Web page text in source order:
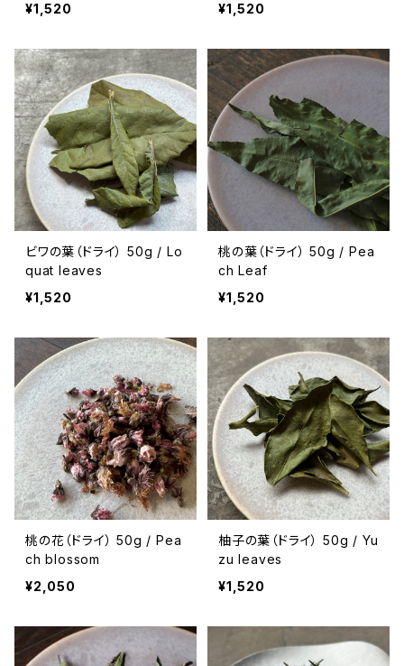
¥1,520
¥1,520
ビワの葉（ドライ） 50g / Lo
quat leaves
¥1,520
桃の葉（ドライ） 50g / Pea
ch Leaf
¥1,520
桃の花（ドライ） 50g / Pea
ch blossom
¥2,050
柚子の葉（ドライ） 50g / Yu
zu leaves
¥1,520